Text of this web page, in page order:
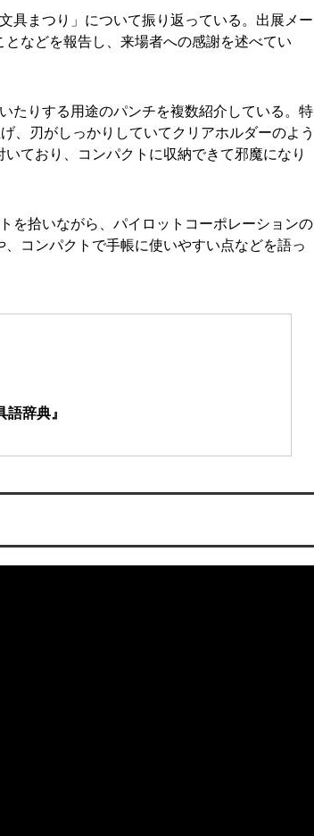
具まつり」について振り返っている。出展メー
などを報告し、来場者への感謝を述べてい
たりする用途のパンチを複数紹介している。特
、刃がしっかりしていてクリアホルダーのよう
ており、コンパクトに収納できて邪魔になり
を拾いながら、パイロットコーポレーションの
コンパクトで手帳に使いやすい点などを語っ
辞典』